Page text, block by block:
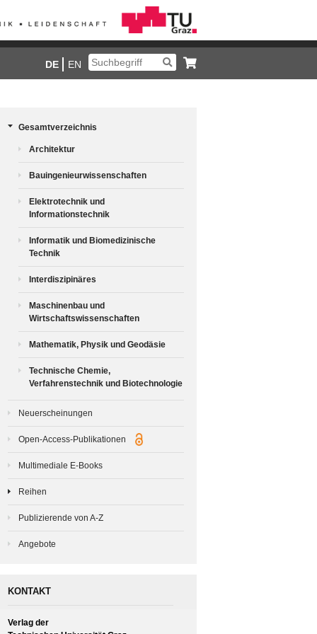
DE EN
Gesamtverzeichnis
Architektur
Bauingenieurwissenschaften
Elektrotechnik und
Informationstechnik
Informatik und Biomedizinische
Technik
Interdiszipinäres
Maschinenbau und
Wirtschaftswissenschaften
Mathematik, Physik und Geodäsie
Technische Chemie,
Verfahrenstechnik und Biotechnologie
Neuerscheinungen
Open-Access-Publikationen
Multimediale E-Books
Reihen
Publizierende von A-Z
Angebote
KONTAKT
Verlag der